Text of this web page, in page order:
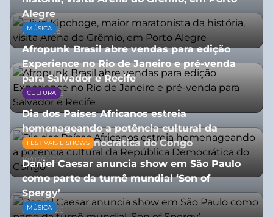
Alegre
10/07/2026
MÚSICA
Afropunk Brasil abre vendas para edição
Experience no Rio de Janeiro e pré-venda
para Salvador e Recife
03/08/2026
CULTURA
Dia dos Países Africanos estreia
homenageando a potência cultural da
República Democrática do Congo
10/07/2026
FESTIVAIS E SHOWS
Daniel Caesar anuncia show em São Paulo
como parte da turnê mundial ‘Son of
Spergy’
05/08/2026
MÚSICA